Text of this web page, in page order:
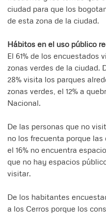
ciudad para que los
de esta zona de la ciudad.
Hábitos en el uso público
El 61% de los encuestados
zonas verdes de la ciudad.
28% visita los parques
zonas verdes, el 12% a
Nacional.
De las personas que no
no los frecuenta porque las
el 16% no encuentra
que no hay espacios
visitar.
De los habitantes
a los Cerros porque los